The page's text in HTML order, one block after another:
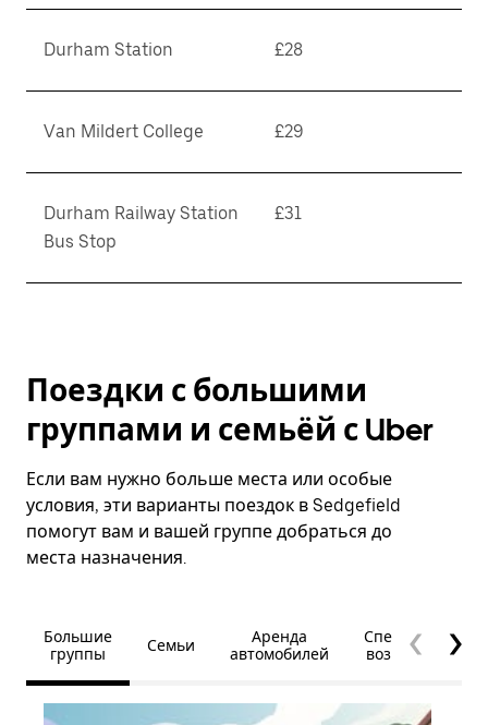
Durham Station £28
Van Mildert College £29
Durham Railway Station
Bus Stop
£31
Поездки с большими
группами и семьёй с Uber
Если вам нужно больше места или особые
условия, эти варианты поездок в Sedgefield
помогут вам и вашей группе добраться до
места назначения.
Большие
группы
Семьи
Аренда
автомобилей
Специальные
возможности